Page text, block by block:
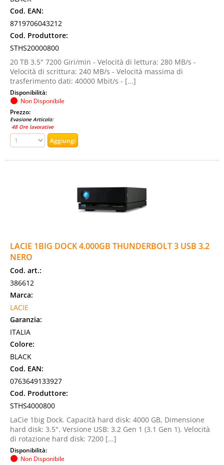
Cod. EAN:
8719706043212
Cod. Produttore:
STHS20000800
20 TB 3.5" 7200 Giri/min - Velocità di lettura: 280 MB/s -
Velocità di scrittura: 240 MB/s - Velocità massima di
trasferimento dati: 40000 Mbit/s - [...]
Disponibilità:
Non Disponibile
Prezzo:
Evasione Articolo:
48 Ore lavorative
LACIE 1BIG DOCK 4.000GB THUNDERBOLT 3 USB 3.2
NERO
Cod. art.:
386612
Marca:
LACIE
Garanzia:
ITALIA
Colore:
BLACK
Cod. EAN:
0763649133927
Cod. Produttore:
STHS4000800
LaCie 1big Dock. Capacità hard disk: 4000 GB, Dimensione
hard disk: 3.5". Versione USB: 3.2 Gen 1 (3.1 Gen 1). Velocità
di rotazione hard disk: 7200 [...]
Disponibilità:
Non Disponibile